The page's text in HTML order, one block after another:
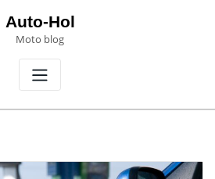
Auto-Hol
Moto blog